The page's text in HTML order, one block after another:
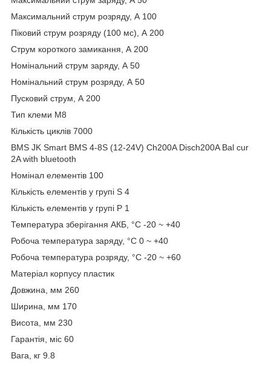
Максимальний струм розряду, A 100
Піковий струм розряду (100 мс), A 200
Струм короткого замикання, A 200
Номінальний струм заряду, A 50
Номінальний струм розряду, A 50
Пусковий струм, А 200
Тип клеми М8
Кількість циклів 7000
BMS JK Smart BMS 4-8S (12-24V) Ch200A Disch200A Bal cur
2A with bluetooth
Номінал елементів 100
Кількість елементів у групі S 4
Кількість елементів у групі Р 1
Температура зберігання АКБ, °C -20 ~ +40
Робоча температура заряду, °C 0 ~ +40
Робоча температура розряду, °C -20 ~ +60
Матеріал корпусу пластик
Довжина, мм 260
Ширина, мм 170
Висота, мм 230
Гарантія, міс 60
Вага, кг 9.8